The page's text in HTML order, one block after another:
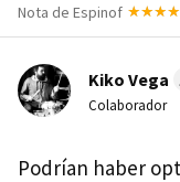
Nota de Espinof
Kiko Vega
Colaborador
Podrían haber